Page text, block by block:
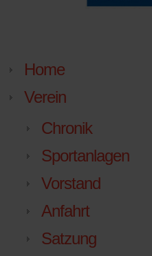
Home
Verein
Chronik
Sportanlagen
Vorstand
Anfahrt
Satzung